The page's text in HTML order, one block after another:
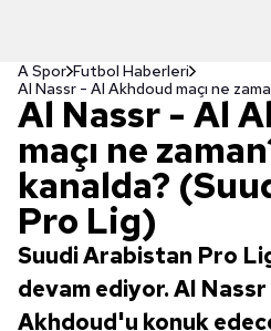
A Spor Futbol Haberleri
Al Nassr - Al
maçı ne
kanalda?
Pro Lig)
Suudi Arabistan Pro
devam ediyor. Al Nassr
Akhdoud'u konuk